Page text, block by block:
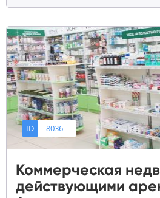
ID 8036
Коммерческая
действующими